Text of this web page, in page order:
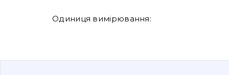
Одиниця вимірювання: